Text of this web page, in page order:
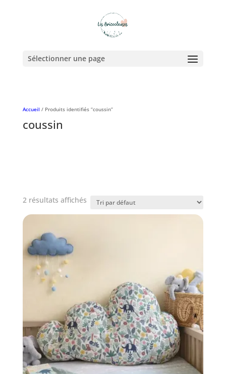
Sélectionner une page
Accueil / Produits identifiés “coussin”
coussin
2 résultats affichés